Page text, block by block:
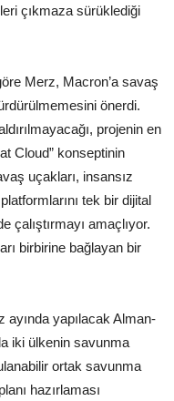
çıkmaza sürüklediği
Merz, Macron’a savaş
önerdi.
projenin en
Cloud” konseptinin
uçakları, insansız
tek bir dijital
çalıştırmayı amaçlıyor.
birbirine bağlayan bir
ayında yapılacak Alman-
iki ülkenin savunma
ortak savunma
hazırlaması